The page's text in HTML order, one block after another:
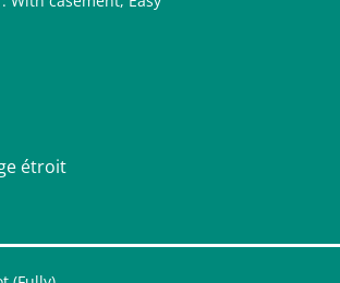
étroit